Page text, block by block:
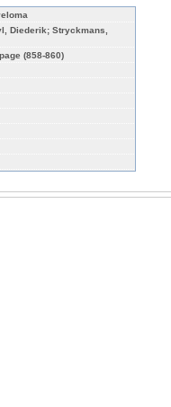
Diederik; Stryckmans,
(858-860)